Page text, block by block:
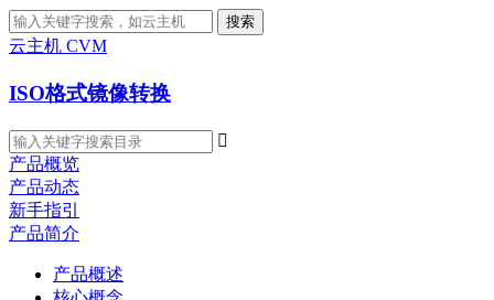
搜索
云主机 CVM
ISO格式镜像转换

产品概览
产品动态
新手指引
产品简介
产品概述